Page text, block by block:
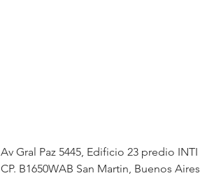
Av Gral Paz 5445, Edificio 23 predio INTI
CP. B1650WAB San Martin, Buenos Aires